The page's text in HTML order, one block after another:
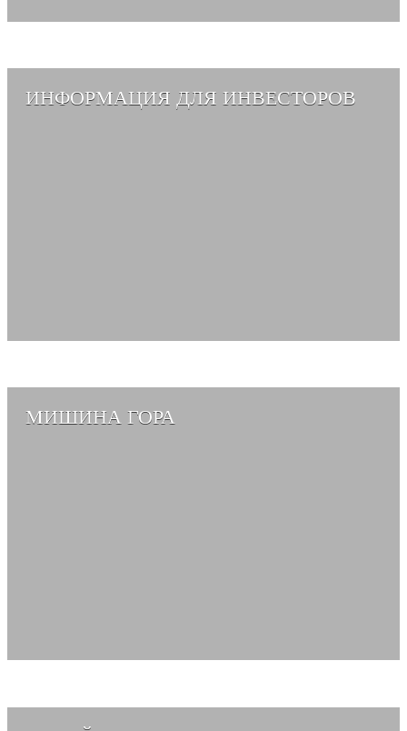
ИНФОРМАЦИЯ ДЛЯ ИНВЕСТОРОВ
МИШИНА ГОРА